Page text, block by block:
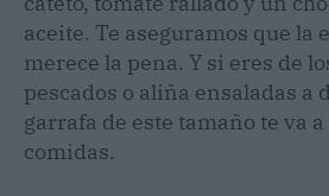
aceite. Te aseguramos que la
merece la pena. Y si eres de
pescados o aliña ensaladas a
garrafa de este tamaño te va
comidas.